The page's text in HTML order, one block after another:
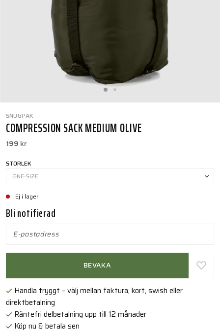
SNUGPAK
COMPRESSION SACK MEDIUM OLIVE
199 kr
STORLEK
ONE SIZE
Ej i lager
Bli notifierad
BEVAKA
Handla tryggt – välj mellan faktura, kort, swish eller
direktbetalning
Räntefri delbetalning upp till 12 månader
Köp nu & betala sen